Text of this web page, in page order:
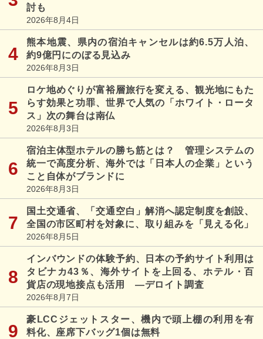
討も
2026年8月4日
熊本地震、県内の宿泊キャンセルは約6.5万人泊、
約9億円にのぼる見込み
2026年8月3日
ロケ地めぐりが富裕層旅行を変える、観光地にもた
らす効果と功罪、世界で人気の「ホワイト・ロータ
ス」次の舞台は南仏
2026年8月3日
宿泊主体型ホテルの勝ち筋とは？ 管理システムの
統一で高度分析、海外では「日本人の企業」という
こと自体がブランドに
2026年8月3日
国土交通省、「交通空白」解消へ認定制度を創設、
全国の市区町村を対象に、取り組みを「見える化」
2026年8月5日
インバウンドの体験予約、日本の予約サイト利用は
タビナカ43％、海外サイトを上回る、ホテル・百
貨店の現地接点も活用 ―デロイト調査
2026年8月7日
豪LCCジェットスター、機内で頭上棚の利用を有
料化、座席下バッグ1個は無料